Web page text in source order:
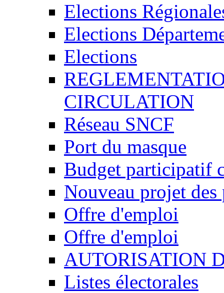
Elections
Elections
Elections
CIRCULATION
Réseau SNCF
Port du masque
Budget participatif
Nouveau projet
Offre d'emploi
Offre d'emploi
AUTORISATION
Listes électorales